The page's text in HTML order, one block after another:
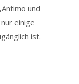
und
einige
ist.